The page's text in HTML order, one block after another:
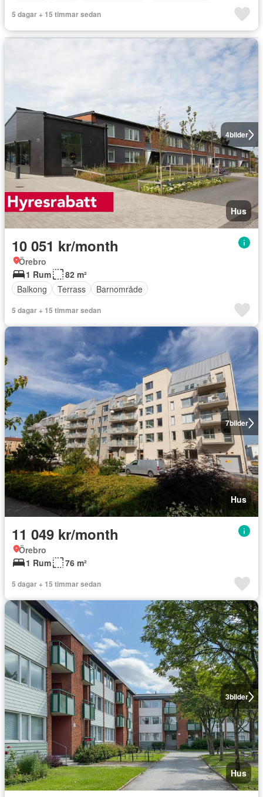
5 dagar + 15 timmar sedan
4bilder
Hus
10 051 kr/month
Örebro
1 Rum
82 m²
Balkong
Terrass Barnområde
5 dagar + 15 timmar sedan
7bilder
Hus
11 049 kr/month
Örebro
1 Rum
76 m²
5 dagar + 15 timmar sedan
3bilder
Hus